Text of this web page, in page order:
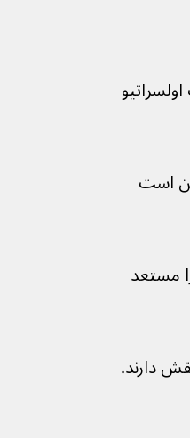
کولیت اولسراتیو
است
نظر می‌رسد افراد را مستعد